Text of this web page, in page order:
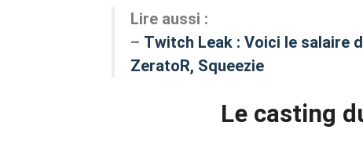
Lire aussi :
– Twitch Leak : Voici le salaire
ZeratoR, Squeezie
Le casting